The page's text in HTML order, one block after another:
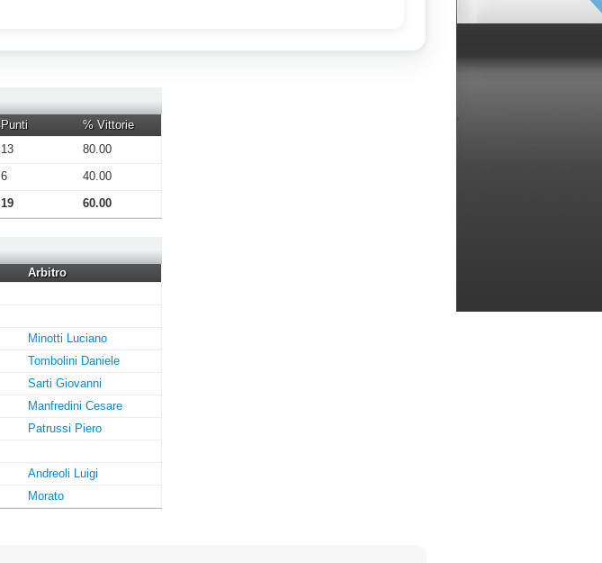
Punti
% Vittorie
13
80.00
6
40.00
19 60.00
Arbitro
Minotti Luciano
Tombolini Daniele
Sarti Giovanni
Manfredini Cesare
Patrussi Piero
Andreoli Luigi
Morato